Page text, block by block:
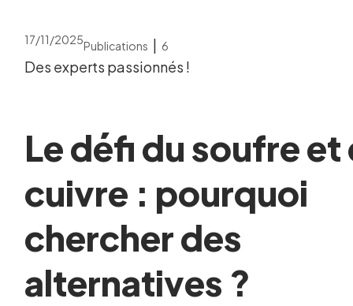
17/11/2025Publications | 6
Des experts passionnés !
Le défi du soufre et
cuivre : pourquoi
chercher des
alternatives ?